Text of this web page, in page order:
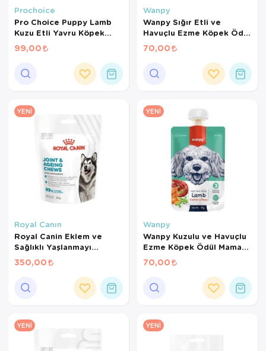
Prochoice
Pro Choice Puppy Lamb
Kuzu Etli Yavru Köpek
Konservesi 400 Gr
99,00
Wanpy
Wanpy Sığır Etli ve
Havuçlu Ezme Köpek Ödül
Maması 90 Gr
70,00
YENI
Royal Canın
Royal Canin Eklem ve
Sağlıklı Yaşlanmayı
Destekleyen Tamamlayıcı
Yetişkin Köpek Ödül
350,00
YENI
Wanpy
Wanpy Kuzulu ve Havuçlu
Ezme Köpek Ödül Maması
90 Gr
70,00
YENI YENI